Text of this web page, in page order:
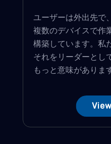
ユーザーは外出先で
複数のデバイスで作
構築しています。私
それをリーダーとし
もっと意味がありま